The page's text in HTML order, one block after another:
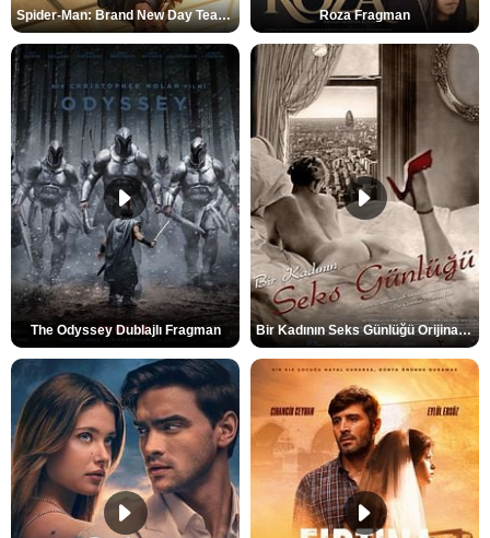
Spider-Man: Brand New Day Teaser Roza Fragman
The Odyssey Dublajlı Fragman Bir Kadının Seks Günlüğü Orijinal Fragman